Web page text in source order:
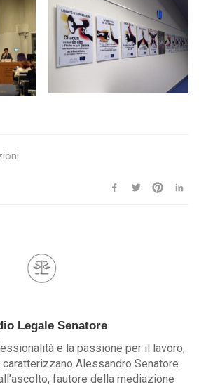
Legale Senatore
e la passione per il lavoro,
Alessandro Senatore.
fautore della mediazione